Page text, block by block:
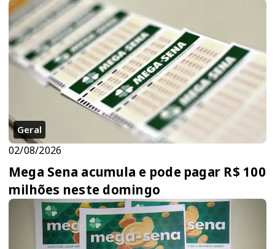
Geral
02/08/2026
Mega Sena acumula e pode pagar R$ 100
milhões neste domingo